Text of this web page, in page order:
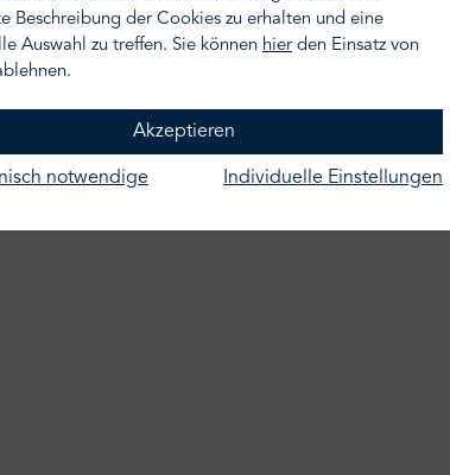
Beschreibung der Cookies zu erhalten und eine
Auswahl zu treffen. Sie können hier den Einsatz von
Akzeptieren
notwendige Individuelle Einstellungen